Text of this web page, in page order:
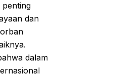
penting
dan
dalam